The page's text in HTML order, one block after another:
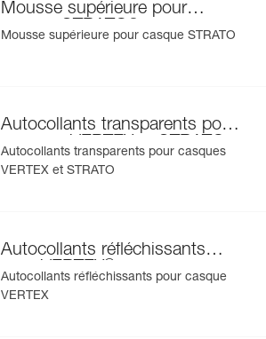
Mousse supérieure pour
casque STRATO
Mousse supérieure pour casque STRATO
Autocollants transparents pour
casques VERTEX et STRATO
Autocollants transparents pour casques
VERTEX et STRATO
Autocollants réfléchissants
pour VERTEX
Autocollants réfléchissants pour casque
VERTEX